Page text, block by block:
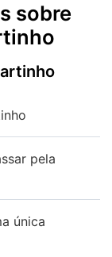
sobre
pela
única